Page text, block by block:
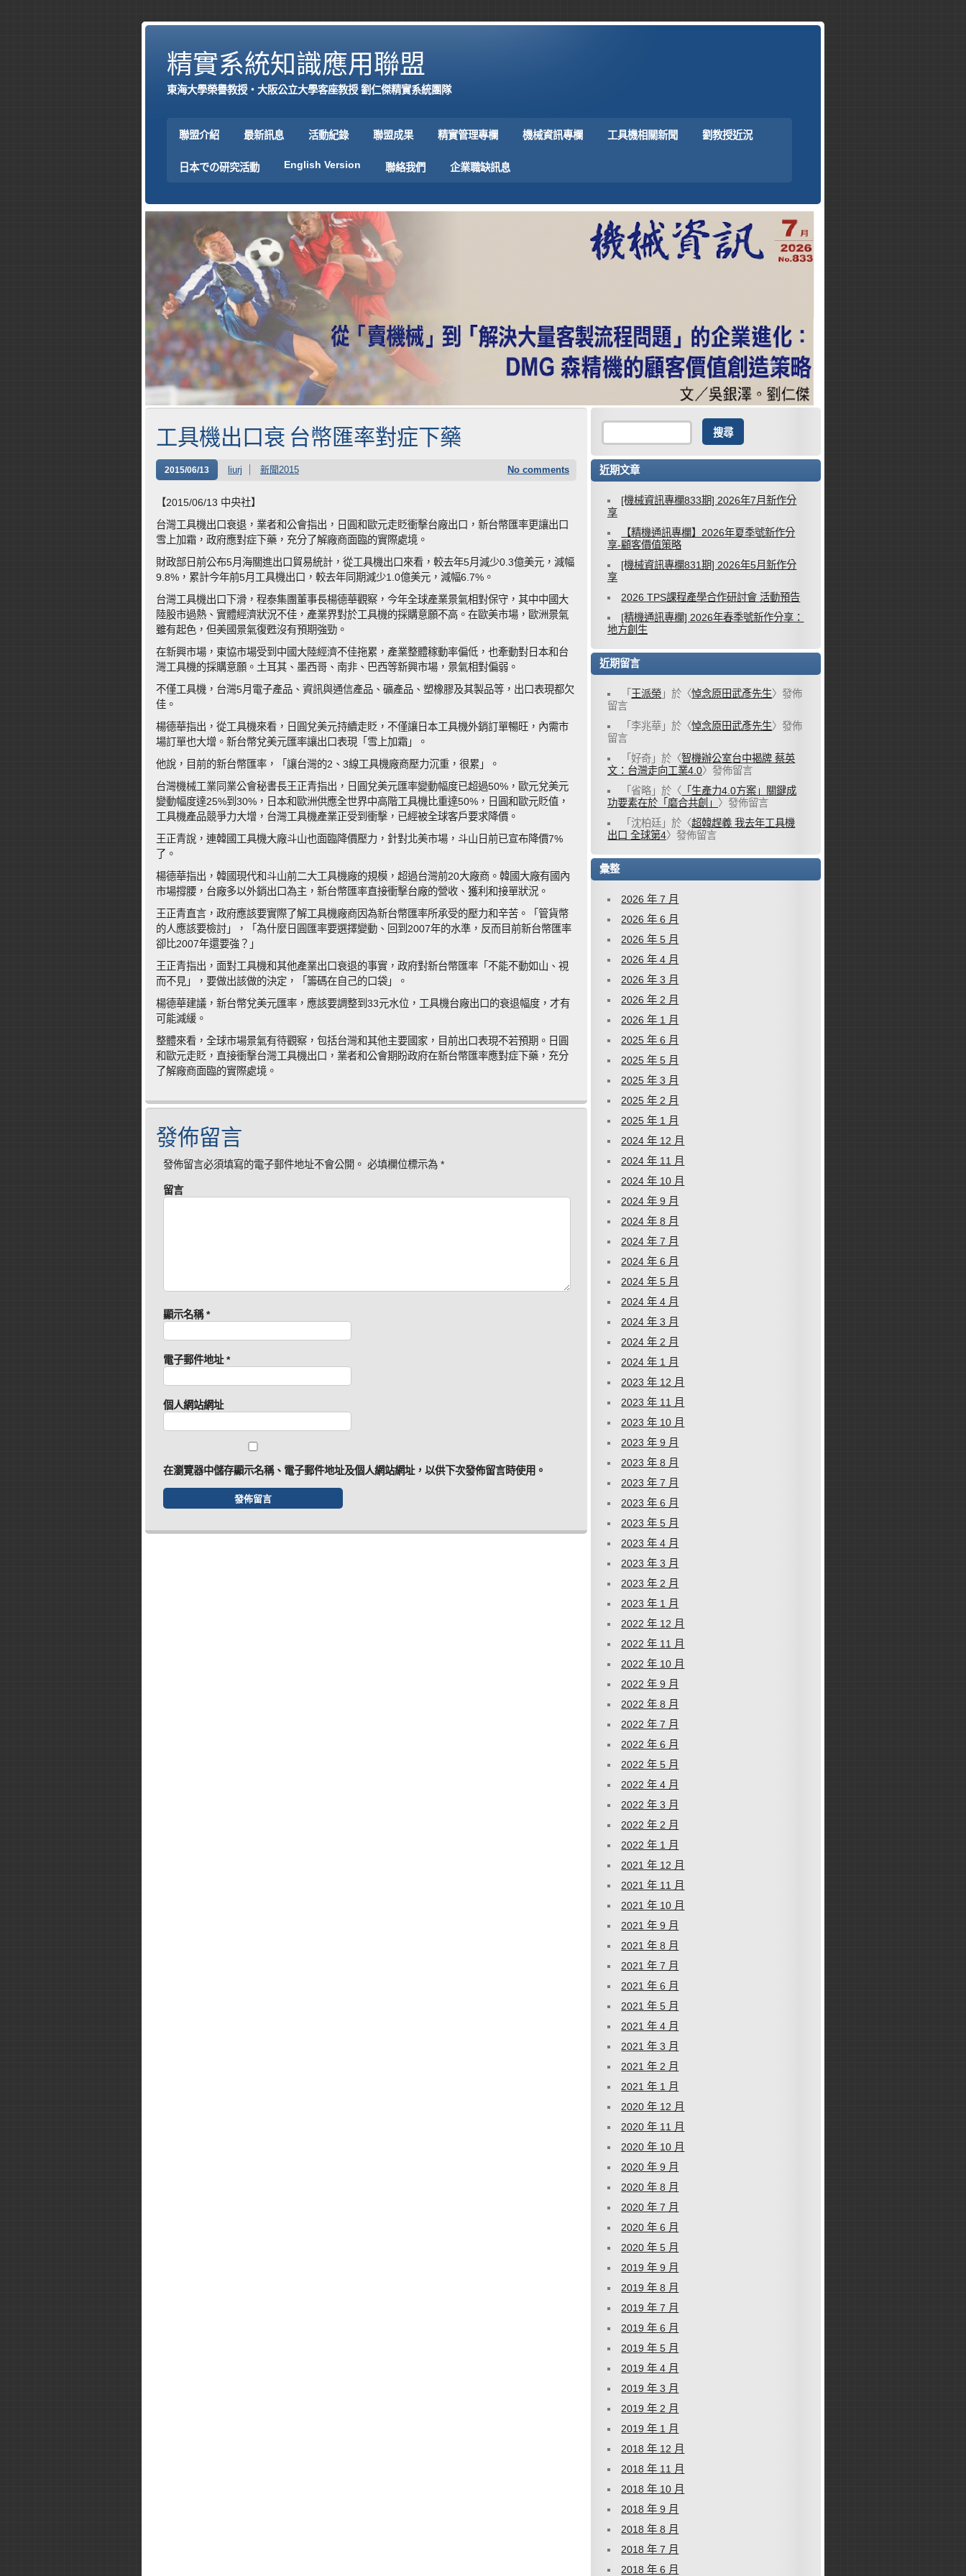
精實系統知識應用聯盟
東海大學榮譽教授‧大阪公立大學客座教授 劉仁傑精實系統團隊
聯盟介紹 最新訊息 活動紀錄 聯盟成果 精實管理專欄 機械資訊專欄 工具機相關新聞 劉教授近況
日本での研究活動 English Version 聯絡我們 企業職缺訊息
工具機出口衰 台幣匯率對症下藥
2015/06/13 liurj 新聞2015 No comments
【2015/06/13 中央社】
台灣工具機出口衰退，業者和公會指出，日圓和歐元走貶衝擊台廠出口，新台幣匯率更讓出口
雪上加霜，政府應對症下藥，充分了解廠商面臨的實際處境。
財政部日前公布5月海關進出口貿易統計，從工具機出口來看，較去年5月減少0.3億美元，減幅
9.8%，累計今年前5月工具機出口，較去年同期減少1.0億美元，減幅6.7%。
台灣工具機出口下滑，程泰集團董事長楊德華觀察，今年全球產業景氣相對保守，其中中國大
陸股市過熱、實體經濟狀況不佳，產業界對於工具機的採購意願不高。在歐美市場，歐洲景氣
雖有起色，但美國景氣復甦沒有預期強勁。
在新興市場，東協市場受到中國大陸經濟不佳拖累，產業整體稼動率偏低，也牽動對日本和台
灣工具機的採購意願。土耳其、墨西哥、南非、巴西等新興市場，景氣相對偏弱。
不僅工具機，台灣5月電子產品、資訊與通信產品、礦產品、塑橡膠及其製品等，出口表現都欠
佳。
楊德華指出，從工具機來看，日圓兌美元持續走貶，不僅讓日本工具機外銷訂單暢旺，內需市
場訂單也大增。新台幣兌美元匯率讓出口表現「雪上加霜」。
他說，目前的新台幣匯率，「讓台灣的2、3線工具機廠商壓力沉重，很累」。
台灣機械工業同業公會秘書長王正青指出，日圓兌美元匯率變動幅度已超過50%，歐元兌美元
變動幅度達25%到30%，日本和歐洲供應全世界中高階工具機比重達50%，日圓和歐元貶值，
工具機產品競爭力大增，台灣工具機產業正受到衝擊，已經被全球客戶要求降價。
王正青說，連韓國工具機大廠斗山也面臨降價壓力，針對北美市場，斗山日前已宣布降價7%
了。
楊德華指出，韓國現代和斗山前二大工具機廠的規模，超過台灣前20大廠商。韓國大廠有國內
市場撐腰，台廠多以外銷出口為主，新台幣匯率直接衝擊台廠的營收、獲利和接單狀況。
王正青直言，政府應該要實際了解工具機廠商因為新台幣匯率所承受的壓力和辛苦。「管貨幣
的人應該要檢討」，「為什麼日圓匯率要選擇變動、回到2007年的水準，反而目前新台幣匯率
卻比2007年還要強？」
王正青指出，面對工具機和其他產業出口衰退的事實，政府對新台幣匯率「不能不動如山、視
而不見」，要做出該做的決定，「籌碼在自己的口袋」。
楊德華建議，新台幣兌美元匯率，應該要調整到33元水位，工具機台廠出口的衰退幅度，才有
可能減緩。
整體來看，全球市場景氣有待觀察，包括台灣和其他主要國家，目前出口表現不若預期。日圓
和歐元走貶，直接衝擊台灣工具機出口，業者和公會期盼政府在新台幣匯率應對症下藥，充分
了解廠商面臨的實際處境。
發佈留言
發佈留言必須填寫的電子郵件地址不會公開。 必填欄位標示為 *
留言
顯示名稱*
電子郵件地址*
個人網站網址
在瀏覽器中儲存顯示名稱、電子郵件地址及個人網站網址，以供下次發佈留言時使用。
近期文章
[機械資訊專欄833期] 2026年7月新作分
享
【精機通訊專欄】2026年夏季號新作分
享-顧客價值策略
[機械資訊專欄831期] 2026年5月新作分
享
2026 TPS課程產學合作研討會 活動預告
[精機通訊專欄] 2026年春季號新作分享：
地方創生
近期留言
「 王派榮 」於〈悼念原田武彥先生〉發佈
留言
「李兆華 」於〈悼念原田武彥先生〉發佈
留言
「好奇 」於〈智機辦公室台中揭牌 蔡英
文：台灣走向工業4.0〉發佈留言
「 省略 」於〈 「生產力4.0方案」關鍵成
功要素在於「磨合共創」 〉發佈留言
「 沈柏廷 」於〈超韓趕義 我去年工具機
出口 全球第4〉發佈留言
彙整
2026 年 7 月
2026 年 6 月
2026 年 5 月
2026 年 4 月
2026 年 3 月
2026 年 2 月
2026 年 1 月
2025 年 6 月
2025 年 5 月
2025 年 3 月
2025 年 2 月
2025 年 1 月
2024 年 12 月
2024 年 11 月
2024 年 10 月
2024 年 9 月
2024 年 8 月
2024 年 7 月
2024 年 6 月
2024 年 5 月
2024 年 4 月
2024 年 3 月
2024 年 2 月
2024 年 1 月
2023 年 12 月
2023 年 11 月
2023 年 10 月
2023 年 9 月
2023 年 8 月
2023 年 7 月
2023 年 6 月
2023 年 5 月
2023 年 4 月
2023 年 3 月
2023 年 2 月
2023 年 1 月
2022 年 12 月
2022 年 11 月
2022 年 10 月
2022 年 9 月
2022 年 8 月
2022 年 7 月
2022 年 6 月
2022 年 5 月
2022 年 4 月
2022 年 3 月
2022 年 2 月
2022 年 1 月
2021 年 12 月
2021 年 11 月
2021 年 10 月
2021 年 9 月
2021 年 8 月
2021 年 7 月
2021 年 6 月
2021 年 5 月
2021 年 4 月
2021 年 3 月
2021 年 2 月
2021 年 1 月
2020 年 12 月
2020 年 11 月
2020 年 10 月
2020 年 9 月
2020 年 8 月
2020 年 7 月
2020 年 6 月
2020 年 5 月
2019 年 9 月
2019 年 8 月
2019 年 7 月
2019 年 6 月
2019 年 5 月
2019 年 4 月
2019 年 3 月
2019 年 2 月
2019 年 1 月
2018 年 12 月
2018 年 11 月
2018 年 10 月
2018 年 9 月
2018 年 8 月
2018 年 7 月
2018 年 6 月